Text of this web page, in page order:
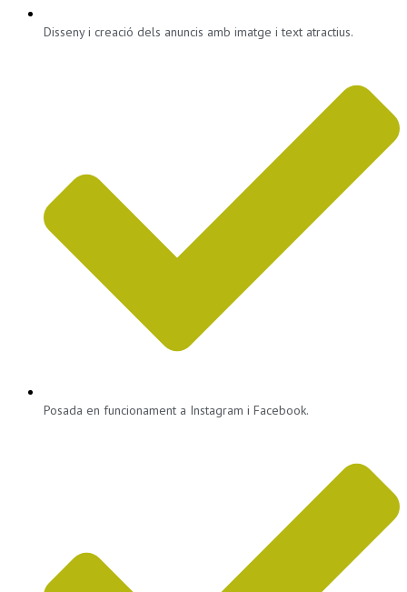
Disseny i creació dels anuncis amb imatge i text atractius.
Posada en funcionament a Instagram i Facebook.